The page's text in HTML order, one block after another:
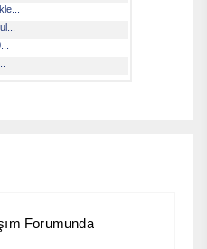
Forumunda